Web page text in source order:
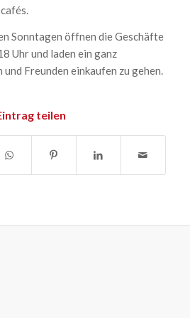
Sonntagen öffnen die Geschäfte
Uhr und laden ein ganz
Freunden einkaufen zu gehen.
teilen